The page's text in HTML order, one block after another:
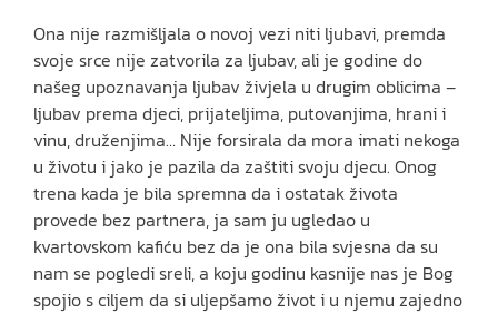
Ona nije razmišljala o novoj vezi niti ljubavi, premda
svoje srce nije zatvorila za ljubav, ali je godine do
našeg upoznavanja ljubav živjela u drugim oblicima –
ljubav prema djeci, prijateljima, putovanjima, hrani i
vinu, druženjima… Nije forsirala da mora imati nekoga
u životu i jako je pazila da zaštiti svoju djecu. Onog
trena kada je bila spremna da i ostatak života
provede bez partnera, ja sam ju ugledao u
kvartovskom kafiću bez da je ona bila svjesna da su
nam se pogledi sreli, a koju godinu kasnije nas je Bog
spojio s ciljem da si uljepšamo život i u njemu zajedno